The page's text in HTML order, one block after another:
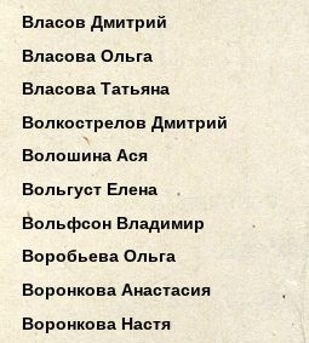
Власов Дмитрий
Власова Ольга
Власова Татьяна
Волкострелов Дмитрий
Волошина Ася
Вольгуст Елена
Вольфсон Владимир
Воробьева Ольга
Воронкова Анастасия
Воронкова Настя